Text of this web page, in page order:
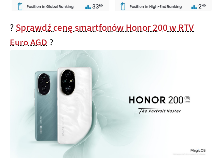
?Sprawdź cenę smartfonów Honor 200 w RTV
Euro AGD?